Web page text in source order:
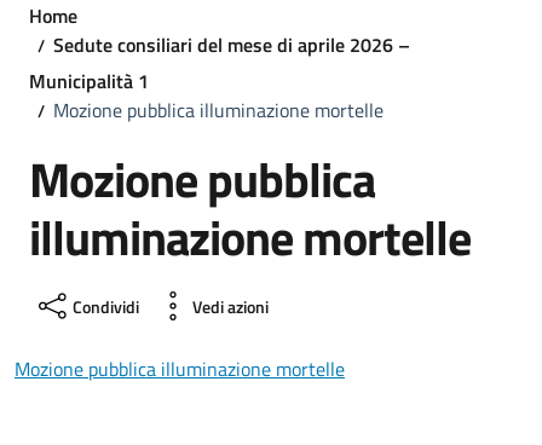
Home
Sedute consiliari del mese di aprile 2026 –
Municipalità 1
Mozione pubblica illuminazione mortelle
Mozione pubblica
illuminazione mortelle
Condividi Vedi azioni
Mozione pubblica illuminazione mortelle